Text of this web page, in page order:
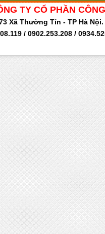
TY CỔ PHẦN
Xã Thường Tín - TP Hà
/ 0902.253.208 /